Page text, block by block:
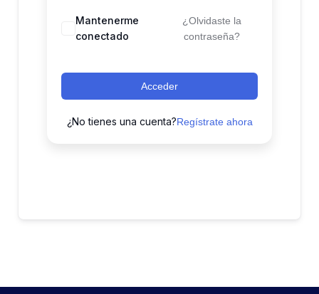
Mantenerme
conectado
¿Olvidaste la
contraseña?
Acceder
¿No tienes una cuenta?Regístrate ahora